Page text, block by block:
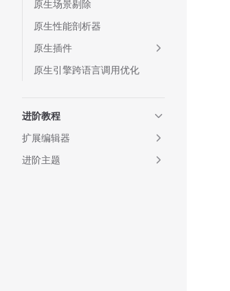
原生场景剔除
原生性能剖析器
原生插件
原生引擎跨语言调用优化
进阶教程
扩展编辑器
进阶主题